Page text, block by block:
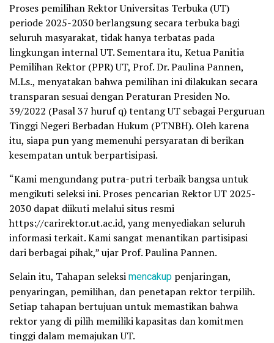
Proses pemilihan Rektor Universitas Terbuka (UT)
periode 2025-2030 berlangsung secara terbuka bagi
seluruh masyarakat, tidak hanya terbatas pada
lingkungan internal UT. Sementara itu, Ketua Panitia
Pemilihan Rektor (PPR) UT, Prof. Dr. Paulina Pannen,
M.Ls., menyatakan bahwa pemilihan ini dilakukan secara
transparan sesuai dengan Peraturan Presiden No.
39/2022 (Pasal 37 huruf q) tentang UT sebagai Perguruan
Tinggi Negeri Berbadan Hukum (PTNBH). Oleh karena
itu, siapa pun yang memenuhi persyaratan di berikan
kesempatan untuk berpartisipasi.
“Kami mengundang putra-putri terbaik bangsa untuk
mengikuti seleksi ini. Proses pencarian Rektor UT 2025-
2030 dapat diikuti melalui situs resmi
https://carirektor.ut.ac.id, yang menyediakan seluruh
informasi terkait. Kami sangat menantikan partisipasi
dari berbagai pihak,” ujar Prof. Paulina Pannen.
Selain itu, Tahapan seleksimencakup penjaringan,
penyaringan, pemilihan, dan penetapan rektor terpilih.
Setiap tahapan bertujuan untuk memastikan bahwa
rektor yang di pilih memiliki kapasitas dan komitmen
tinggi dalam memajukan UT.